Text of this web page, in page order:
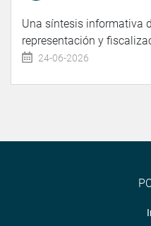
Una síntesis informativa
representación y
24-06-2026